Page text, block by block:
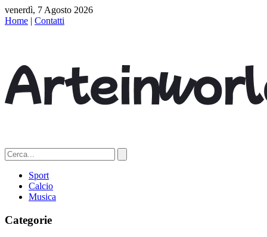
venerdì, 7 Agosto 2026
Home | Contatti
Sport
Calcio
Musica
Categorie